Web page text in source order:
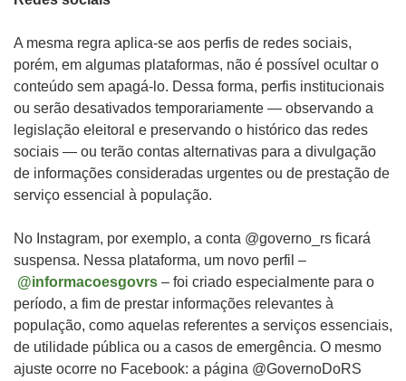
A mesma regra aplica-se aos perfis de redes sociais,
porém, em algumas plataformas, não é possível ocultar o
conteúdo sem apagá-lo. Dessa forma, perfis institucionais
ou serão desativados temporariamente — observando a
legislação eleitoral e preservando o histórico das redes
sociais — ou terão contas alternativas para a divulgação
de informações consideradas urgentes ou de prestação de
serviço essencial à população.
No Instagram, por exemplo, a conta @governo_rs ficará
suspensa. Nessa plataforma, um novo perfil –
@informacoesgovrs – foi criado especialmente para o
período, a fim de prestar informações relevantes à
população, como aquelas referentes a serviços essenciais,
de utilidade pública ou a casos de emergência. O mesmo
ajuste ocorre no Facebook: a página @GovernoDoRS